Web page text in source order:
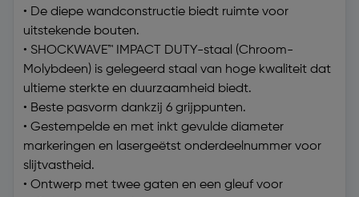
• De diepe wandconstructie biedt ruimte voor
uitstekende bouten.
• SHOCKWAVE™ IMPACT DUTY-staal (Chroom-
Molybdeen) is gelegeerd staal van hoge kwaliteit dat
ultieme sterkte en duurzaamheid biedt.
• Beste pasvorm dankzij 6 grijppunten.
• Gestempelde en met inkt gevulde diameter
markeringen en lasergeëtst onderdeelnummer voor
slijtvastheid.
• Ontwerp met twee gaten en een gleuf voor